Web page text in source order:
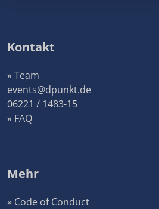
Kontakt
» Team
events@dpunkt.de
06221 / 1483-15
» FAQ
Mehr
» Code of Conduct